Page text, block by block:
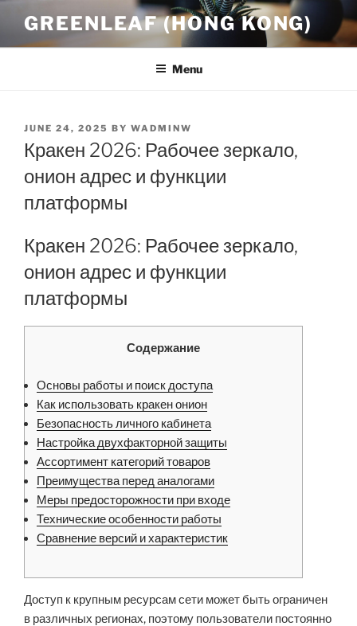
content
GREENLEAF (HONG KONG)
Menu
POSTED
ON
JUNE 24, 2025 BY WADMINW
Кракен 2026: Рабочее зеркало,
онион адрес и функции
платформы
Кракен 2026: Рабочее зеркало,
онион адрес и функции
платформы
Содержание
Основы работы и поиск доступа
Как использовать кракен онион
Безопасность личного кабинета
Настройка двухфакторной защиты
Ассортимент категорий товаров
Преимущества перед аналогами
Меры предосторожности при входе
Технические особенности работы
Сравнение версий и характеристик
Доступ к крупным ресурсам сети может быть ограничен
в различных регионах, поэтому пользователи постоянно